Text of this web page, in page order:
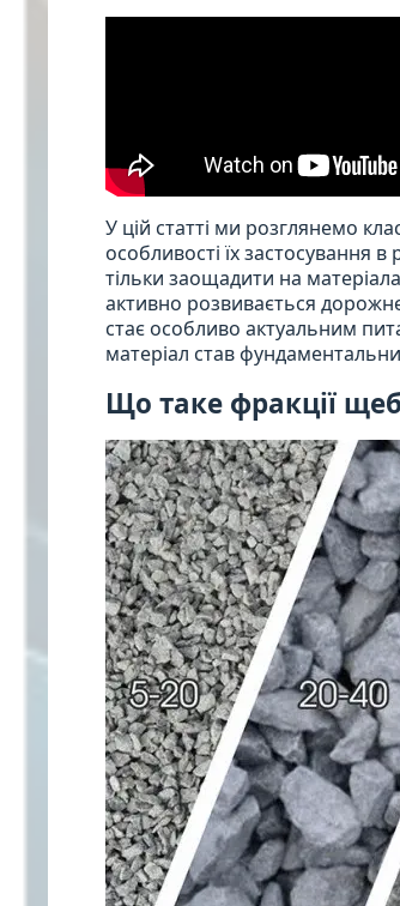
У цій статті ми розглянемо
особливості їх застосування
тільки заощадити на
активно розвивається
стає особливо актуальним
матеріал став
Що таке фракції